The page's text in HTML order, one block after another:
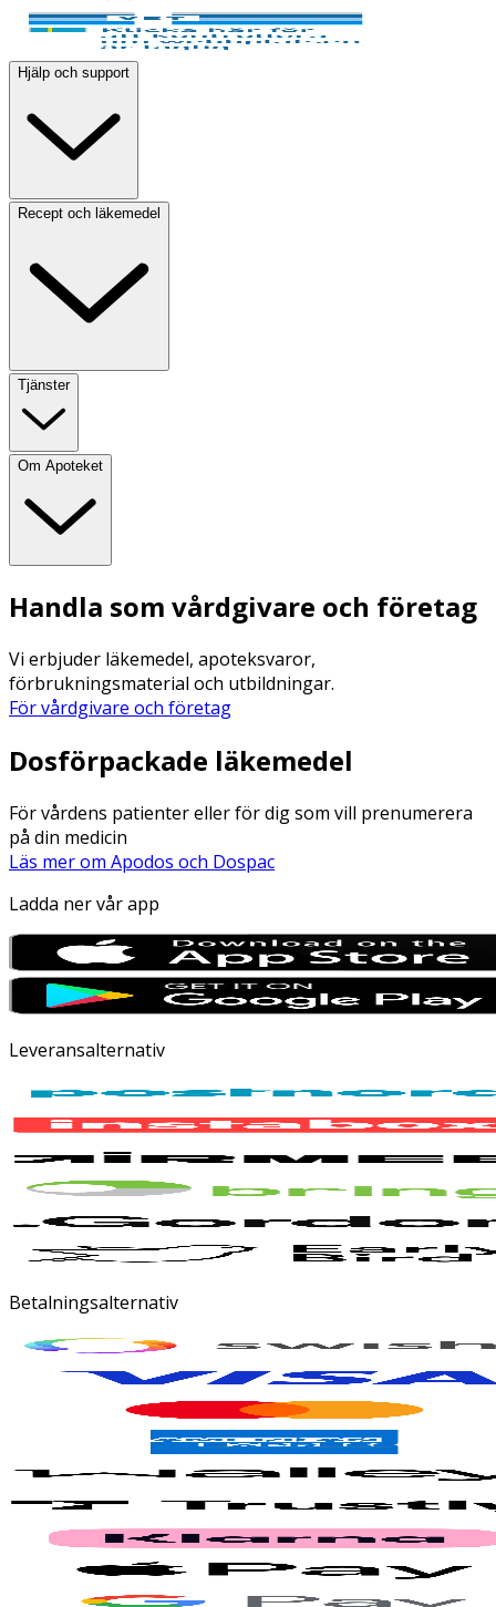
Hjälp och support
Recept och läkemedel
Tjänster
Om Apoteket
Handla som vårdgivare och företag
Vi erbjuder läkemedel, apoteksvaror,
förbrukningsmaterial och utbildningar.
För vårdgivare och företag
Dosförpackade läkemedel
För vårdens patienter eller för dig som vill prenumerera
på din medicin
Läs mer om Apodos och Dospac
Ladda ner vår app
Leveransalternativ
Betalningsalternativ